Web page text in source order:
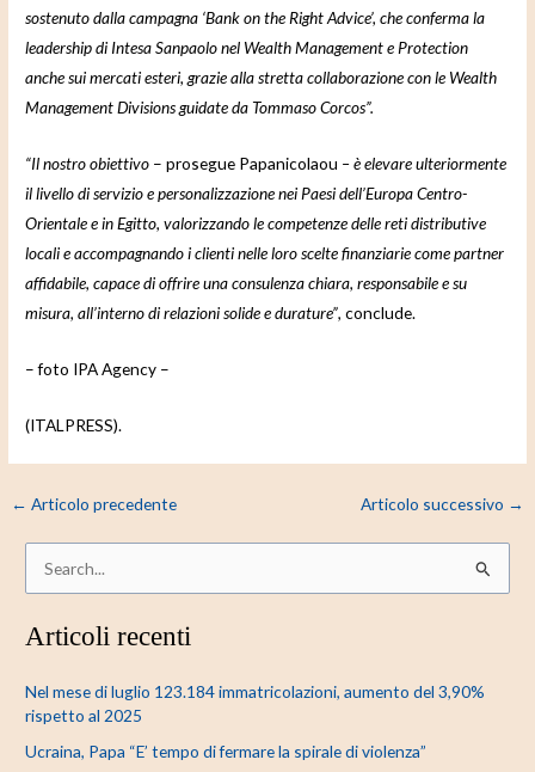
sostenuto dalla campagna ‘Bank on the Right Advice’, che conferma la
leadership di Intesa Sanpaolo nel Wealth Management e Protection
anche sui mercati esteri, grazie alla stretta collaborazione con le Wealth
Management Divisions guidate da Tommaso Corcos”.
“Il nostro obiettivo – prosegue Papanicolaou – è elevare ulteriormente
il livello di servizio e personalizzazione nei Paesi dell’Europa Centro-
Orientale e in Egitto, valorizzando le competenze delle reti distributive
locali e accompagnando i clienti nelle loro scelte finanziarie come partner
affidabile, capace di offrire una consulenza chiara, responsabile e su
misura, all’interno di relazioni solide e durature”, conclude.
– foto IPA Agency –
(ITALPRESS).
← Articolo precedente Articolo successivo →
r
a
Articoli recenti
Nel mese di luglio 123.184 immatricolazioni, aumento del 3,90%
rispetto al 2025
Ucraina, Papa “E’ tempo di fermare la spirale di violenza”